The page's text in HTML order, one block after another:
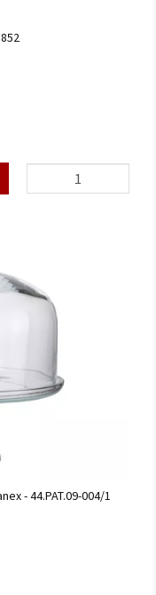
- 44.PAT.09-004/1